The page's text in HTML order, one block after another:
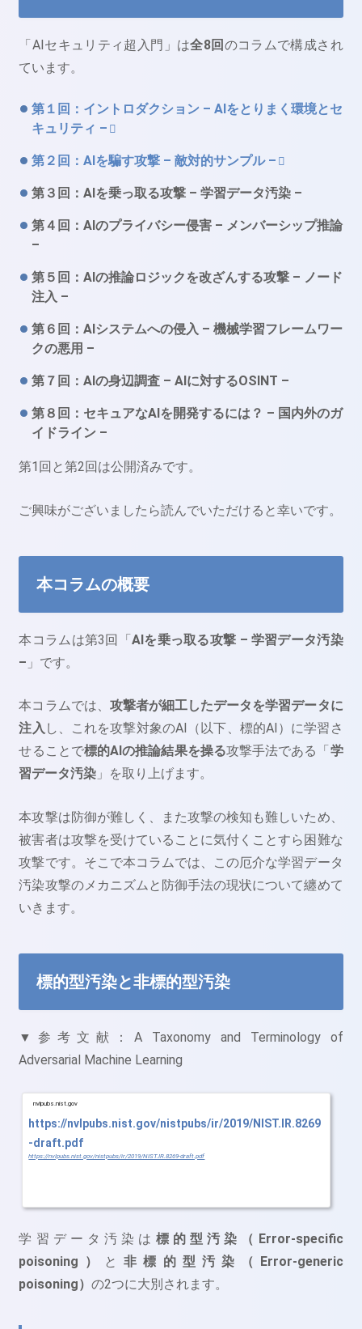
「AIセキュリティ超入門」は全8回 のコラムで構成され
ています。
第１回：イントロダクション – AIをとりまく環境とセ
キュリティ –
第２回：AIを騙す攻撃 – 敵対的サンプル –
第３回：AIを乗っ取る攻撃 – 学習データ汚染 –
第４回：AIのプライバシー侵害 – メンバーシップ推論
–
第５回：AIの推論ロジックを改ざんする攻撃 – ノード
注入 –
第６回：AIシステムへの侵入 – 機械学習フレームワー
クの悪用 –
第７回：AIの身辺調査 – AIに対するOSINT –
第８回：セキュアなAIを開発するには？ – 国内外のガ
イドライン –
第1回と第2回は公開済みです。
ご興味がございましたら読んでいただけると幸いです。
本コラムの概要
本コラムは第3回「AIを乗っ取る攻撃 – 学習データ汚染
– 」です。
本コラムでは、 攻撃者が細工したデータを学習データに
注入 し、これを攻撃対象のAI（以下、標的AI）に学習さ
せることで標的AIの推論結果を操る攻撃手法である「 学
習データ汚染 」を取り上げます。
本攻撃は防御が難しく、また攻撃の検知も難しいため、
被害者は攻撃を受けていることに気付くことすら困難な
攻撃です。そこで本コラムでは、この厄介な学習データ
汚染攻撃のメカニズムと防御手法の現状について纏めて
いきます。
標的型汚染と非標的型汚染
▼参考文献：A Taxonomy and Terminology of
Adversarial Machine Learning
nvlpubs.nist.gov
https://nvlpubs.nist.gov/nistpubs/ir/2019/NIST.IR.8269
-draft.pdf
https://nvlpubs.nist.gov/nistpubs/ir/2019/NIST.IR.8269-draft.pdf
学習データ汚染は 標的型汚染（Error-specific
poisoning）
と非標的型汚染（Error-generic
poisoning）の2つに大別されます。